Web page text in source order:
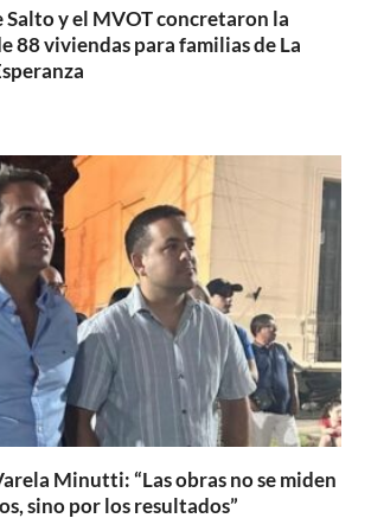
Salto y el MVOT concretaron la
88 viviendas para familias de La
Minutti: “Las obras no se miden
sino por los resultados”